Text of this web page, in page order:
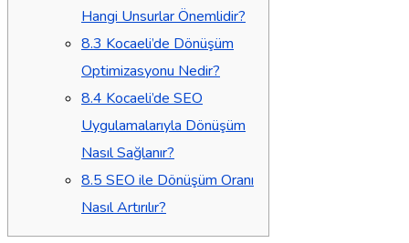
Hangi Unsurlar Önemlidir?
8.3 Kocaeli’de Dönüşüm
Optimizasyonu Nedir?
8.4 Kocaeli’de SEO
Uygulamalarıyla Dönüşüm
Nasıl Sağlanır?
8.5 SEO ile Dönüşüm Oranı
Nasıl Artırılır?